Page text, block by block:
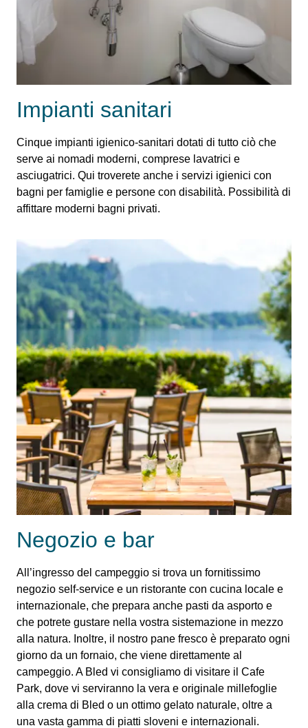
Impianti sanitari
Cinque impianti igienico-sanitari dotati di tutto ciò che
serve ai nomadi moderni, comprese lavatrici e
asciugatrici. Qui troverete anche i servizi igienici con
bagni per famiglie e persone con disabilità. Possibilità di
affittare moderni bagni privati.
Negozio e bar
All’ingresso del campeggio si trova un fornitissimo
negozio self-service e un ristorante con cucina locale e
internazionale, che prepara anche pasti da asporto e
che potrete gustare nella vostra sistemazione in mezzo
alla natura. Inoltre, il nostro pane fresco è preparato ogni
giorno da un fornaio, che viene direttamente al
campeggio. A Bled vi consigliamo di visitare il Cafe
Park, dove vi serviranno la vera e originale millefoglie
alla crema di Bled o un ottimo gelato naturale, oltre a
una vasta gamma di piatti sloveni e internazionali.